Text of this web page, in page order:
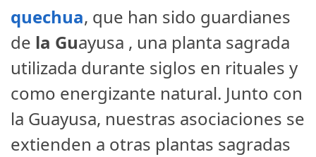
quechua, que han sido guardianes
de la Guayusa , una planta sagrada
utilizada durante siglos en rituales y
como energizante natural. Junto con
la Guayusa, nuestras asociaciones se
extienden a otras plantas sagradas